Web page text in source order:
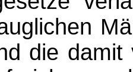
die damit